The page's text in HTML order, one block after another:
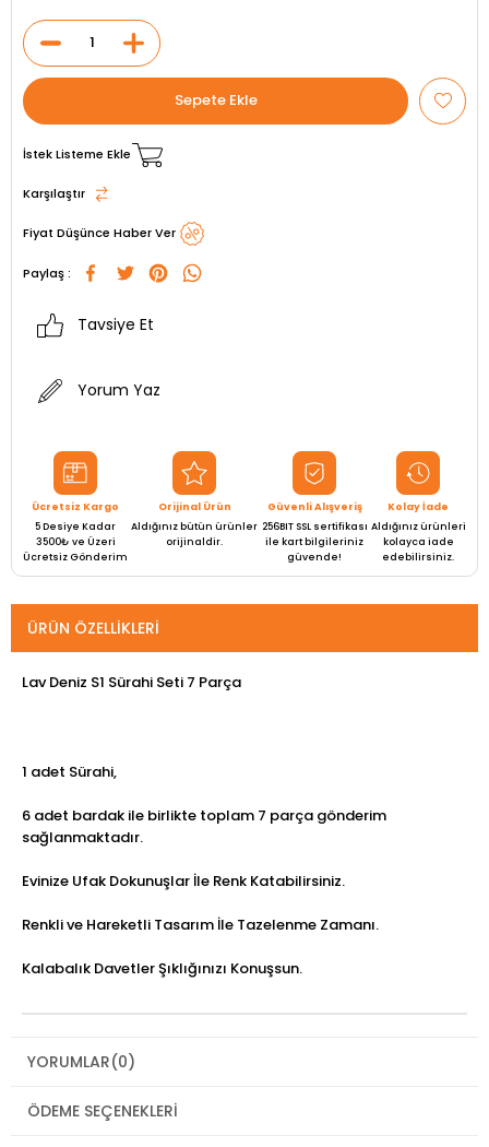
İstek Listeme Ekle
Karşılaştır
Fiyat Düşünce Haber Ver
Paylaş :
Tavsiye Et
Yorum Yaz
Ücretsiz Kargo
5 Desiye Kadar
3500₺ ve Üzeri
Ücretsiz Gönderim
Orijinal Ürün
Aldığınız bütün ürünler
orijinaldir.
Güvenli Alışveriş
256BIT SSL sertifikası
ile kart bilgileriniz
güvende!
Kolay İade
Aldığınız ürünleri
kolayca iade
edebilirsiniz.
ÜRÜN ÖZELLIKLERI
Lav Deniz S1 Sürahi Seti 7 Parça
1 adet Sürahi,
6 adet bardak ile birlikte toplam 7 parça gönderim
sağlanmaktadır.
Evinize Ufak Dokunuşlar İle Renk Katabilirsiniz.
Renkli ve Hareketli Tasarım İle Tazelenme Zamanı.
Kalabalık Davetler Şıklığınızı Konuşsun.
YORUMLAR(0)
ÖDEME SEÇENEKLERI